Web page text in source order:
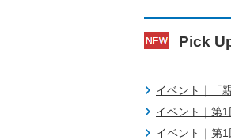
Pick
イベント｜「
イベント｜第
イベント｜第